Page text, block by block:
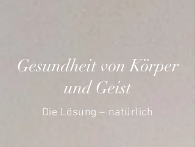
Gesundheit von Körper
und Geist
Die Lösung – natürlich